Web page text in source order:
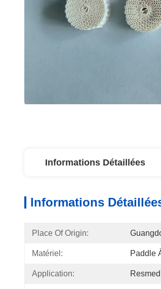
Informations Détaillées
Informations
Place Of Origin:
Matériel: Paddle
Application: